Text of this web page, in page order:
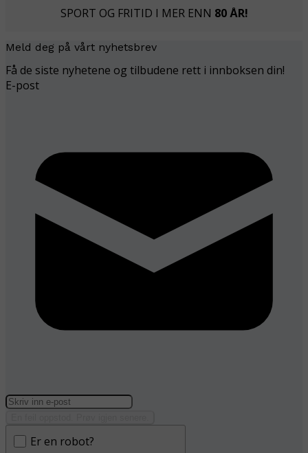
SPORT OG FRITID I MER ENN 80 ÅR!
Meld deg på vårt nyhetsbrev
Få de siste nyhetene og tilbudene rett i innboksen din!
E-post
Er en robot?